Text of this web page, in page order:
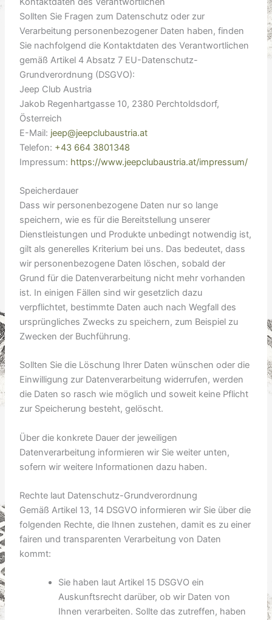
Sollten Sie Fragen zum Datenschutz oder zur
Verarbeitung personenbezogener Daten haben, finden
Sie nachfolgend die Kontaktdaten des Verantwortlichen
gemäß Artikel 4 Absatz 7 EU-Datenschutz-
Grundverordnung (DSGVO):
Jeep Club Austria
Jakob Regenhartgasse 10, 2380 Perchtoldsdorf,
Österreich
E-Mail: jeep@jeepclubaustria.at
Telefon: +43 664 3801348
Impressum: https://www.jeepclubaustria.at/impressum/
Speicherdauer
Dass wir personenbezogene Daten nur so lange
speichern, wie es für die Bereitstellung unserer
Dienstleistungen und Produkte unbedingt notwendig ist,
gilt als generelles Kriterium bei uns. Das bedeutet, dass
wir personenbezogene Daten löschen, sobald der
Grund für die Datenverarbeitung nicht mehr vorhanden
ist. In einigen Fällen sind wir gesetzlich dazu
verpflichtet, bestimmte Daten auch nach Wegfall des
ursprüngliches Zwecks zu speichern, zum Beispiel zu
Zwecken der Buchführung.
Sollten Sie die Löschung Ihrer Daten wünschen oder die
Einwilligung zur Datenverarbeitung widerrufen, werden
die Daten so rasch wie möglich und soweit keine Pflicht
zur Speicherung besteht, gelöscht.
Über die konkrete Dauer der jeweiligen
Datenverarbeitung informieren wir Sie weiter unten,
sofern wir weitere Informationen dazu haben.
Rechte laut Datenschutz-Grundverordnung
Gemäß Artikel 13, 14 DSGVO informieren wir Sie über die
folgenden Rechte, die Ihnen zustehen, damit es zu einer
fairen und transparenten Verarbeitung von Daten
kommt:
Sie haben laut Artikel 15 DSGVO ein
Auskunftsrecht darüber, ob wir Daten von
Ihnen verarbeiten. Sollte das zutreffen, haben